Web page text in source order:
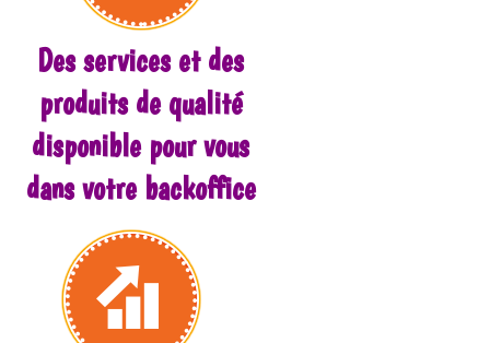
Des services et des
produits de qualité
disponible pour vous
dans votre backoffice